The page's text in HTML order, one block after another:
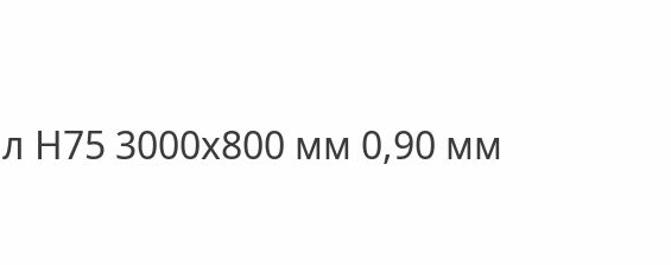
Н75 3000x800 мм 0,90 мм